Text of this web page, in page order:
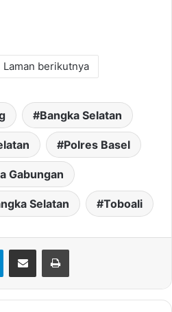
Laman berikutnya
Bangka Selatan
Polres Basel
Gabungan
Selatan Toboali
TelegramShare via Email Print